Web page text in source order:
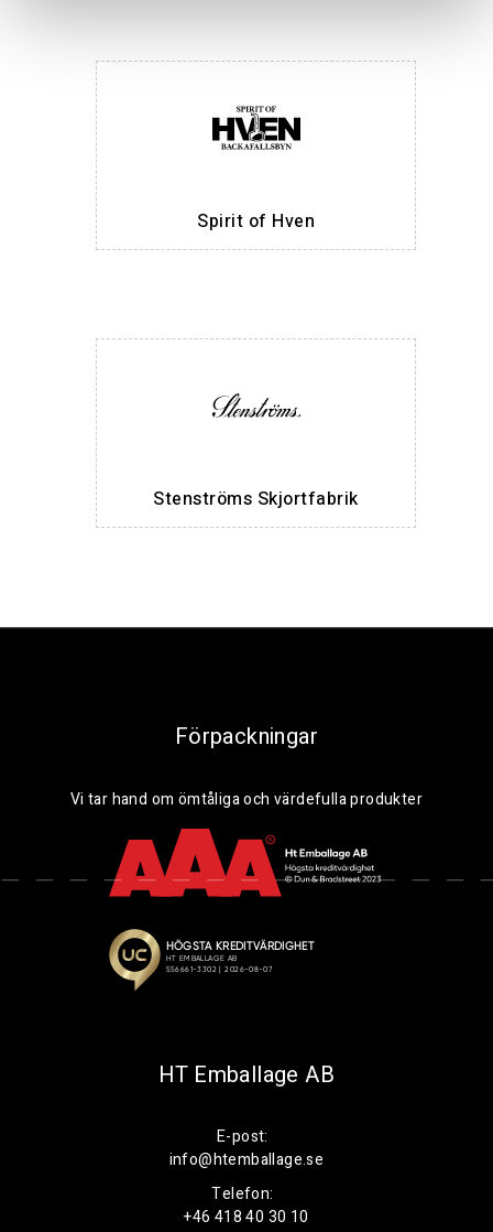
Spirit of Hven
Stenströms Skjortfabrik
Förpackningar
Vi tar hand om ömtåliga och värdefulla produkter
HT Emballage AB
E-post:
info@htemballage.se
Telefon:
+46 418 40 30 10